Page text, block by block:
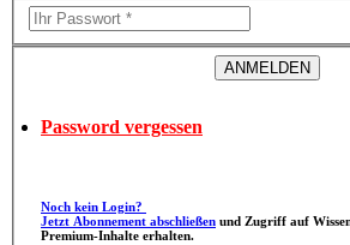
Password vergessen
Noch kein Login?
Jetzt Abonnement abschließen
Premium-Inhalte erhalten.